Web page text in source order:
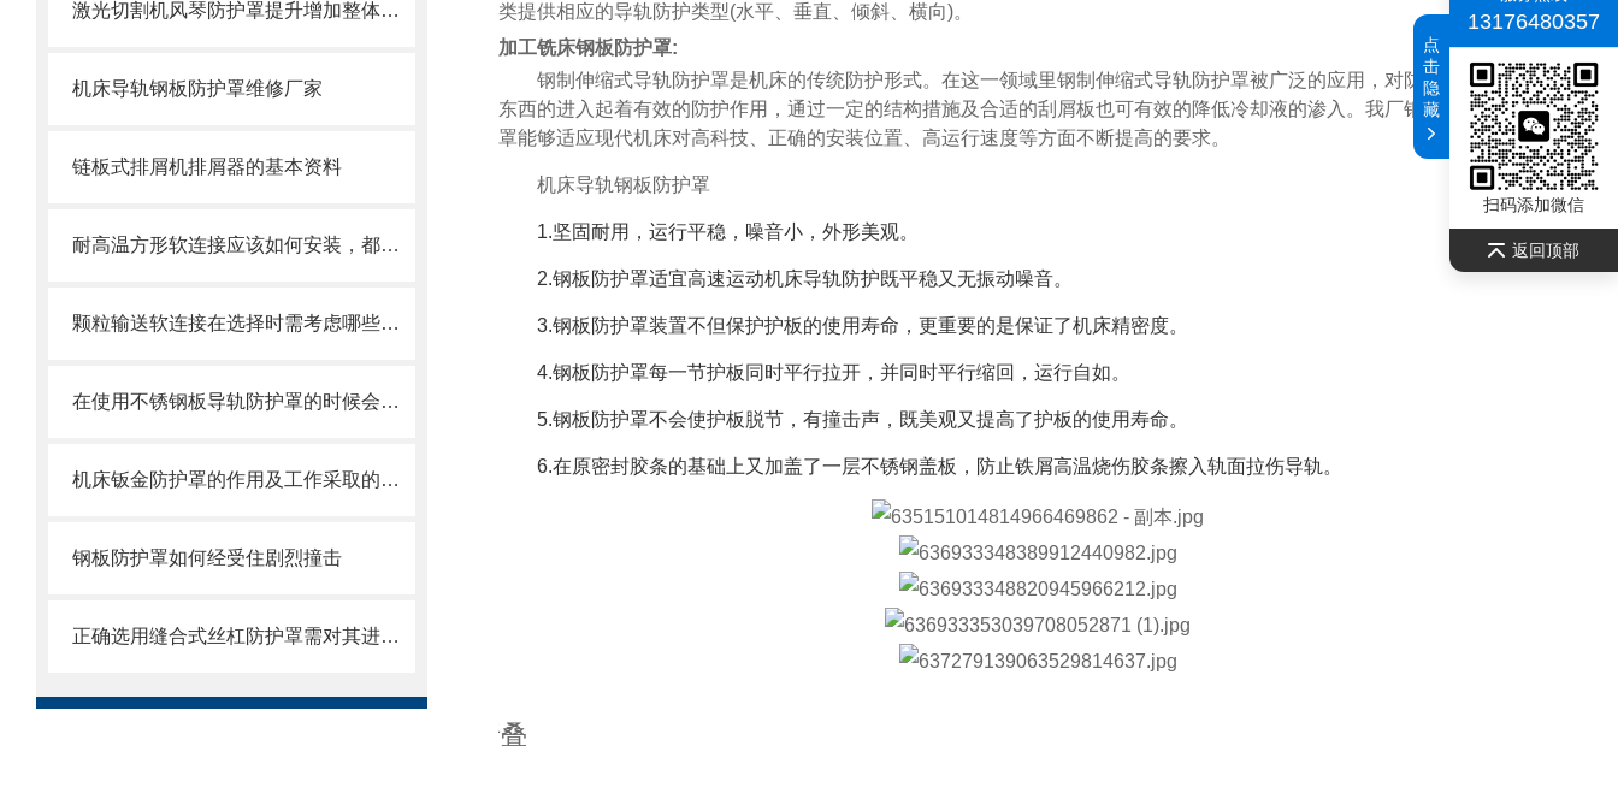
激光切割机风琴防护罩提升增加整体机床的价值
机床导轨钢板防护罩维修厂家
链板式排屑机排屑器的基本资料
耐高温方形软连接应该如何安装，都需要注意什么
颗粒输送软连接在选择时需考虑哪些因素？
在使用不锈钢板导轨防护罩的时候会有哪几种效果呢？
机床钣金防护罩的作用及工作采取的方法
钢板防护罩如何经受住剧烈撞击
正确选用缝合式丝杠防护罩需对其进行风险评估
类提供相应的导轨防护类型(水平、垂直、倾斜、横向)。
加工铣床钢板防护罩:
钢制伸缩式导轨防护罩是机床的传统防护形式。在这一领域里钢制伸缩式导轨防护罩被广泛的应用，对防止切屑及其它尖锐
东西的进入起着有效的防护作用，通过一定的结构措施及合适的刮屑板也可有效的降低冷却液的渗入。我厂钢制伸缩式导轨防护
罩能够适应现代机床对高科技、正确的安装位置、高运行速度等方面不断提高的要求。
机床导轨钢板防护罩
1.坚固耐用，运行平稳，噪音小，外形美观。
2.钢板防护罩适宜高速运动机床导轨防护既平稳又无振动噪音。
3.钢板防护罩装置不但保护护板的使用寿命，更重要的是保证了机床精密度。
4.钢板防护罩每一节护板同时平行拉开，并同时平行缩回，运行自如。
5.钢板防护罩不会使护板脱节，有撞击声，既美观又提高了护板的使用寿命。
6.在原密封胶条的基础上又加盖了一层不锈钢盖板，防止铁屑高温烧伤胶条擦入轨面拉伤导轨。
折叠
13176480357
扫码添加微信
返回顶部
点
击
隐
藏